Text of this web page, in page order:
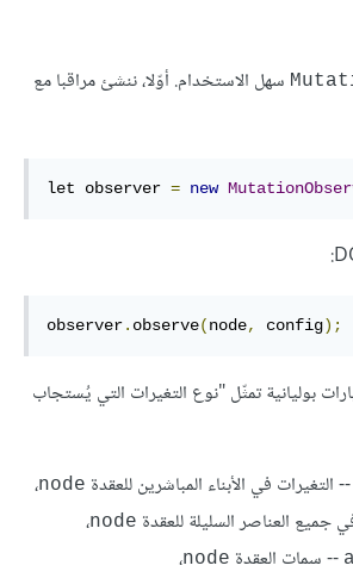
سهل الاستخدام. أوّلا، ننشئ مراقبا مع
let observer = new
observer. observe(node, config);
بوليانية تمثّل "نوع التغيرات التي يُستجاب
-- التغيرات في الأبناء المباشرين للعقدة node،
جميع العناصر السليلة للعقدة node،
-- سمات العقدة node،